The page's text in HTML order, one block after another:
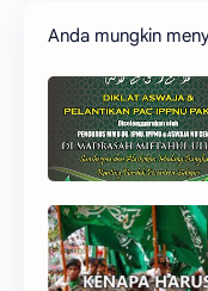
Anda mungkin